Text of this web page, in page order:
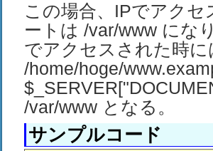
この場合、IPでアク
ートは /var/www にな
でアクセスされた時に
/home/hoge/
/var/www となる。
サンプルコード